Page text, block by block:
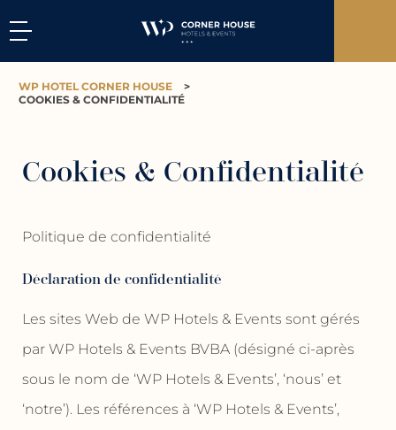
WP HOTEL CORNER HOUSE
>
COOKIES & CONFIDENTIALITÉ
Cookies & Confidentialité
Politique de confidentialité
Déclaration de confidentialité
Les sites Web de WP Hotels & Events sont gérés
par WP Hotels & Events BVBA (désigné ci-après
sous le nom de ‘WP Hotels & Events’, ‘nous’ et
‘notre’). Les références à ‘WP Hotels & Events’,